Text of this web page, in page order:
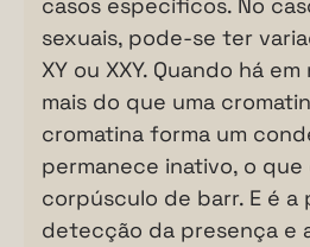
casos específicos. No
sexuais, pode-se ter
XY ou XXY. Quando há
mais do que uma
cromatina forma um
permanece inativo, o que
corpúsculo de barr. E é a
detecção da presença e